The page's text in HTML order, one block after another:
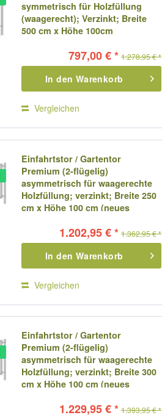
symmetrisch für Holzfüllung
(waagerecht); Verzinkt; Breite
500 cm x Höhe 100cm
797,00 € * 1.278,95 € *
In den Warenkorb
Vergleichen
Einfahrtstor / Gartentor
Premium (2-flügelig)
asymmetrisch für waagerechte
Holzfüllung; verzinkt; Breite 250
cm x Höhe 100 cm (neues
1.202,95 € * 1.362,95 € *
In den Warenkorb
Vergleichen
Einfahrtstor / Gartentor
Premium (2-flügelig)
asymmetrisch für waagerechte
Holzfüllung; verzinkt; Breite 300
cm x Höhe 100 cm (neues
1.229,95 € * 1.393,95 € *